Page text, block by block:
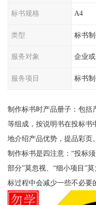
标书规格 A4
类型 标书
服务对象 企业
服务项目 标书
制作标书时产品册子：包括
等组成，按说明书在投标书
地介绍产品优势，提品彩页。
制作标书是四注意：“投标
部分”莫忽视、“细小项目”
标过程中会减少一些不必要